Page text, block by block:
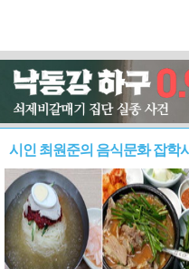
시인 최원준의 음식문화 잡학